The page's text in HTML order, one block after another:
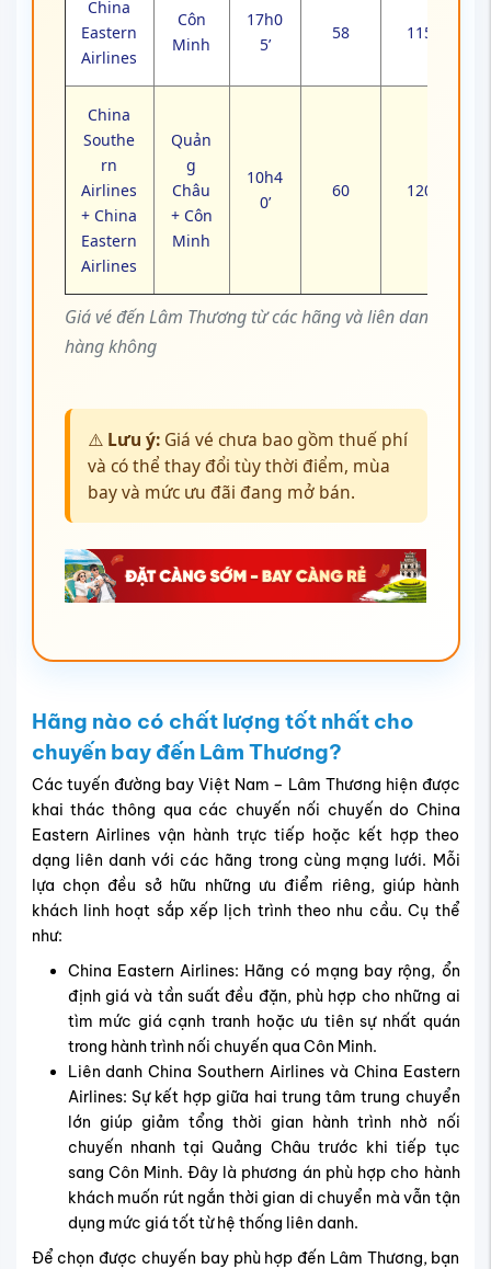
Giá vé đến Lâm Thương từ các hãng và liên danh
hàng không
China
Eastern
Airlines
Côn
Minh
17h0
5’
58 115
China
Southe
rn
Airlines
+ China
Eastern
Airlines
Quản
g
Châu
+ Côn
Minh
10h4
0’
60 120
⚠️ Lưu ý:Giá vé chưa bao gồm thuế phí
và có thể thay đổi tùy thời điểm, mùa
bay và mức ưu đãi đang mở bán.
Hãng nào có chất lượng tốt nhất cho
chuyến bay đến Lâm Thương?
Các tuyến đường bay Việt Nam – Lâm Thương hiện được
khai thác thông qua các chuyến nối chuyến do China
Eastern Airlines vận hành trực tiếp hoặc kết hợp theo
dạng liên danh với các hãng trong cùng mạng lưới. Mỗi
lựa chọn đều sở hữu những ưu điểm riêng, giúp hành
khách linh hoạt sắp xếp lịch trình theo nhu cầu. Cụ thể
như:
China Eastern Airlines: Hãng có mạng bay rộng, ổn
định giá và tần suất đều đặn, phù hợp cho những ai
tìm mức giá cạnh tranh hoặc ưu tiên sự nhất quán
trong hành trình nối chuyến qua Côn Minh.
Liên danh China Southern Airlines và China Eastern
Airlines: Sự kết hợp giữa hai trung tâm trung chuyển
lớn giúp giảm tổng thời gian hành trình nhờ nối
chuyến nhanh tại Quảng Châu trước khi tiếp tục
sang Côn Minh. Đây là phương án phù hợp cho hành
khách muốn rút ngắn thời gian di chuyển mà vẫn tận
dụng mức giá tốt từ hệ thống liên danh.
Để chọn được chuyến bay phù hợp đến Lâm Thương, bạn